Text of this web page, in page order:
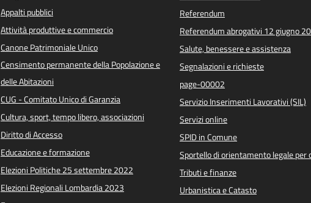
Appalti pubblici
Attività produttive e commercio
Canone Patrimoniale Unico
Censimento permanente della Popolazione e
delle Abitazioni
CUG - Comitato Unico di Garanzia
Cultura, sport, tempo libero, associazioni
Diritto di Accesso
Educazione e formazione
Elezioni Politiche 25 settembre 2022
Elezioni Regionali Lombardia 2023
Referendum
Referendum abrogativi 12 giugno
Salute, benessere e assistenza
Segnalazioni e richieste
page-00002
Servizio Inserimenti Lavorativi (SIL)
Servizi online
SPID in Comune
Sportello di orientamento legale per
Tributi e finanze
Urbanistica e Catasto